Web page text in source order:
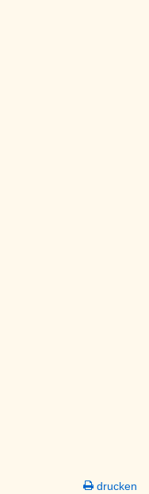
drucken